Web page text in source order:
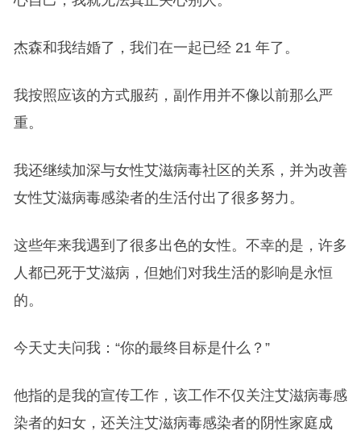
杰森和我结婚了，我们在一起已经 21 年了。
我按照应该的方式服药，副作用并不像以前那么严
重。
我还继续加深与女性艾滋病毒社区的关系，并为改善
女性艾滋病毒感染者的生活付出了很多努力。
这些年来我遇到了很多出色的女性。不幸的是，许多
人都已死于艾滋病，但她们对我生活的影响是永恒
的。
今天丈夫问我：“你的最终目标是什么？”
他指的是我的宣传工作，该工作不仅关注艾滋病毒感
染者的妇女，还关注艾滋病毒感染者的阴性家庭成